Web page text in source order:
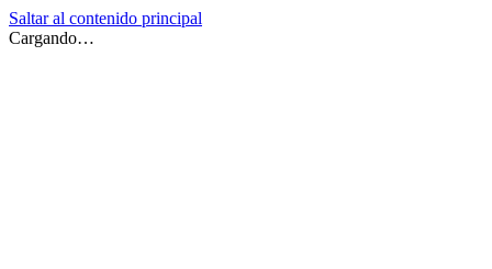
Saltar al contenido principal
Cargando…